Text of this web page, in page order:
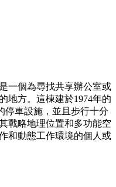
一個為尋找共享辦公室或
地方。這棟建於1974年的
停車設施，並且步行十分
戰略地理位置和多功能空
和動態工作環境的個人或